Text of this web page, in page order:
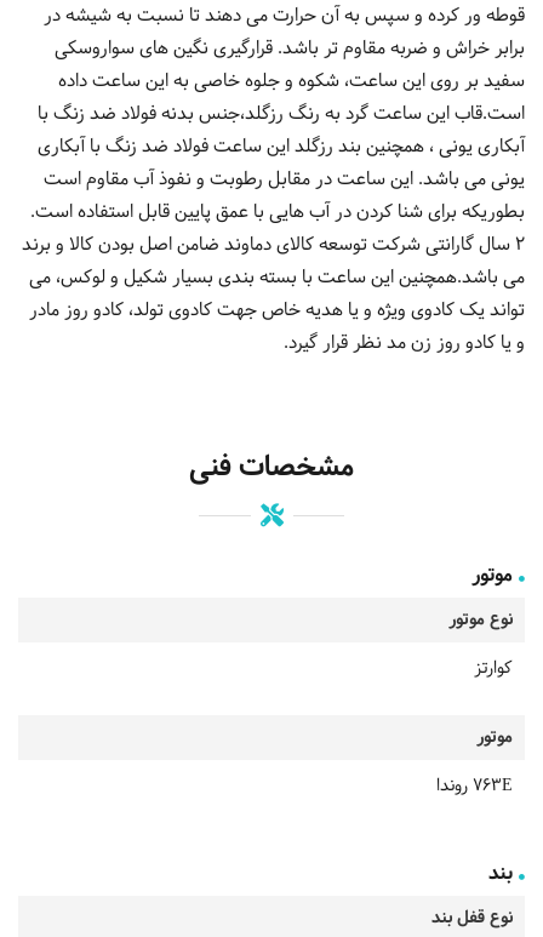
قوطه ور کرده و سپس به آن حرارت می دهند تا نسبت به شیشه در
برابر خراش و ضربه مقاوم تر باشد. قرارگیری نگین های سواروسکی
سفید بر روی این ساعت، شکوه و جلوه خاصی به این ساعت داده
است.قاب این ساعت گرد به رنگ رزگلد،جنس بدنه فولاد ضد زنگ با
آبکاری یونی ، همچنین بند رزگلد این ساعت فولاد ضد زنگ با آبکاری
یونی می باشد. این ساعت در مقابل رطوبت و نفوذ آب مقاوم است
بطوریکه برای شنا کردن در آب هایی با عمق پایین قابل استفاده است.
2 سال گارانتی شرکت توسعه کالای دماوند ضامن اصل بودن کالا و برند
می باشد.همچنین این ساعت با بسته بندی بسیار شکیل و لوکس، می
تواند یک کادوی ویژه و یا هدیه خاص جهت کادوی تولد، کادو روز مادر
و یا کادو روز زن مد نظر قرار گیرد.
مشخصات فنی
موتور
نوع موتور
کوارتز
موتور
763E روندا
بند
نوع قفل بند